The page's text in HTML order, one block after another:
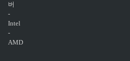
버
-
Intel
-
AMD